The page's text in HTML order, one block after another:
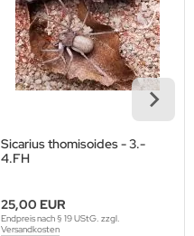
Sicarius thomisoides - 3.-
4.FH
25,00 EUR
Endpreis nach § 19 UStG. zzgl.
Versandkosten